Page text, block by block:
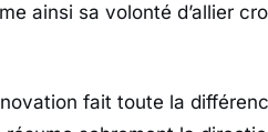
ainsi sa volonté d’allier
fait toute la